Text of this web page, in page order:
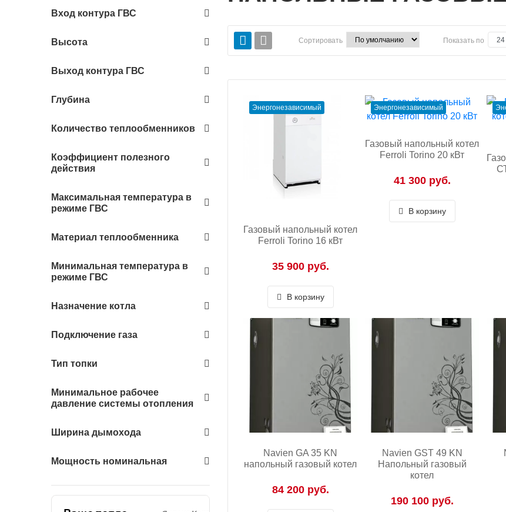
Вход контура ГВС
Высота
Выход контура ГВС
Глубина
Количество теплообменников
Коэффициент полезного
действия
Максимальная температура в
режиме ГВС
Материал теплообменника
Минимальная температура в
режиме ГВС
Назначение котла
Подключение газа
Тип топки
Минимальное рабочее
давление системы отопления
Ширина дымохода
Мощность номинальная
Сортировать Показать по
Энергонезависимый
Газовый напольный котел
Ferroli Torino 16 кВт
35 900 руб.
В корзину
Энергонезависимый
Газовый напольный котел
Ferroli Torino 20 кВт
41 300 руб.
В корзину
Navien GA 35 KN
напольный газовый котел
84 200 руб.
Navien GST 49 KN
Напольный газовый
котел
190 100 руб.